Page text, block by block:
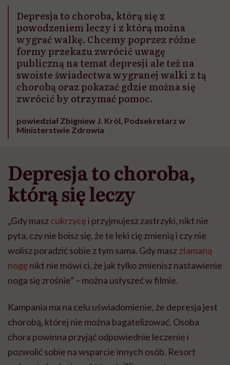
może chyba tylko
głupota i brak
wyobraźni"
Depresja to choroba, którą się z
powodzeniem leczy i z którą można
wygrać walkę. Chcemy poprzez różne
formy przekazu zwrócić uwagę
publiczną na temat depresji ale też na
swoiste świadectwa wygranej walki z tą
chorobą oraz pokazać gdzie można się
zwrócić by otrzymać pomoc.
powiedział Zbigniew J. Król, Podsekretarz w
Ministerstwie Zdrowia
Depresja to choroba,
którą się leczy
„Gdy maszcukrzycęi przyjmujesz zastrzyki, nikt nie
pyta, czy nie boisz się, że te leki cię zmienią i czy nie
wolisz poradzić sobie z tym sama. Gdy maszzłamaną
nogęnikt nie mówi ci, że jak tylko zmienisz nastawienie
noga się zrośnie” – można usłyszeć w filmie.
Kampania ma na celu uświadomienie, że depresja jest
chorobą, której nie można bagatelizować. Osoba
chora powinna przyjąć odpowiednie leczenie i
pozwolić sobie na wsparcie innych osób. Resort